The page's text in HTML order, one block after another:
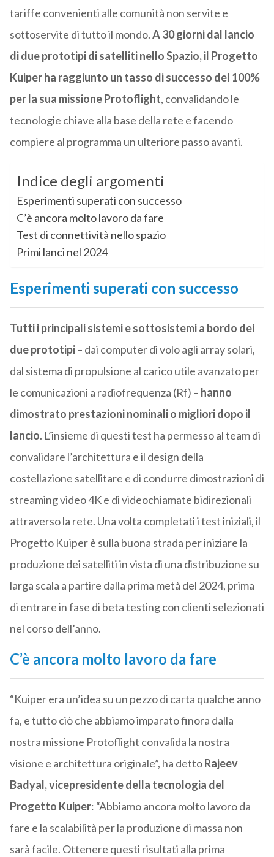
tariffe convenienti alle comunità non servite e
sottoservite di tutto il mondo.A 30 giorni dal lancio
di due prototipi di satelliti nello Spazio, il Progetto
Kuiper ha raggiunto un tasso di successo del 100%
per la sua missione Protoflight, convalidando le
tecnologie chiave alla base della rete e facendo
compiere al programma un ulteriore passo avanti.
Indice degli argomenti
Esperimenti superati con successo
C’è ancora molto lavoro da fare
Test di connettività nello spazio
Primi lanci nel 2024
Esperimenti superati con successo
Tutti i principali sistemi e sottosistemi a bordo dei
due prototipi– dai computer di volo agli array solari,
dal sistema di propulsione al carico utile avanzato per
le comunicazioni a radiofrequenza (Rf) – hanno
dimostrato prestazioni nominali o migliori dopo il
lancio. L’insieme di questi test ha permesso al team di
convalidare l’architettura e il design della
costellazione satellitare e di condurre dimostrazioni di
streaming video 4K e di videochiamate bidirezionali
attraverso la rete. Una volta completati i test iniziali, il
Progetto Kuiper è sulla buona strada per iniziare la
produzione dei satelliti in vista di una distribuzione su
larga scala a partire dalla prima metà del 2024, prima
di entrare in fase di beta testing con clienti selezionati
nel corso dell’anno.
C’è ancora molto lavoro da fare
“Kuiper era un’idea su un pezzo di carta qualche anno
fa, e tutto ciò che abbiamo imparato finora dalla
nostra missione Protoflight convalida la nostra
visione e architettura originale”, ha dettoRajeev
Badyal, vicepresidente della tecnologia del
Progetto Kuiper: “Abbiamo ancora molto lavoro da
fare e la scalabilità per la produzione di massa non
sarà facile. Ottenere questi risultati alla prima